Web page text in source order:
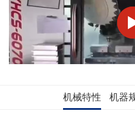
机械特性 机器